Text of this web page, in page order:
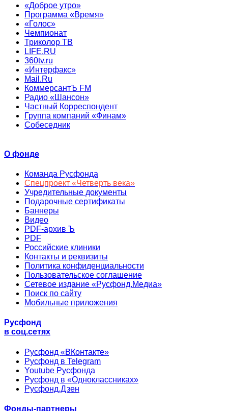
«Доброе утро»
Программа «Время»
«Голос»
Чемпионат
Триколор ТВ
LIFE.RU
360tv.ru
«Интерфакс»
Mail.Ru
КоммерсантЪ FM
Радио «Шансон»
Частный Корреспондент
Группа компаний «Финам»
Собеседник
О фонде
Команда Русфонда
Спецпроект «Четверть века»
Учредительные документы
Подарочные сертификаты
Баннеры
Видео
PDF-архив Ъ
PDF
Российские клиники
Контакты и реквизиты
Политика конфиденциальности
Пользовательское соглашение
Сетевое издание «Русфонд.Медиа»
Поиск по сайту
Мобильные приложения
Русфонд
в соц.сетях
Русфонд «ВКонтакте»
Русфонд в Telegram
Youtube Русфонда
Русфонд в «Одноклассниках»
Русфонд.Дзен
Фонды-партнеры